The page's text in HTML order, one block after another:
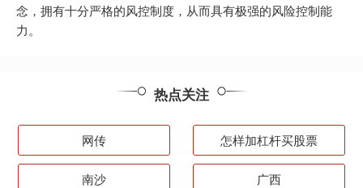
念，拥有十分严格的风控制度，从而具有极强的风险控制能
力。
热点关注
网传 怎样加杠杆买股票
南沙 广西